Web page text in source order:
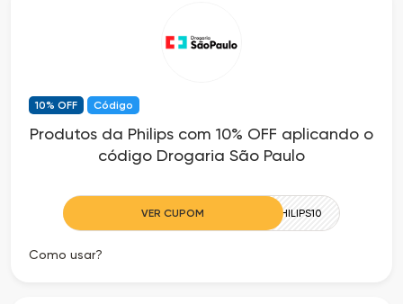
10% OFF Código
Produtos da Philips com 10% OFF aplicando o
código Drogaria São Paulo
VER CUPOM PHILIPS10
Como usar?